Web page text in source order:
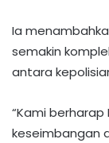
Ia
semakin
antara
“Kami
keseimbangan